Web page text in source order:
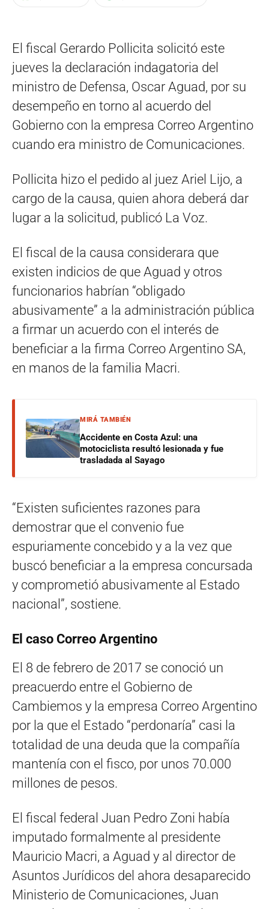
El fiscal Gerardo Pollicita solicitó este
jueves la declaración indagatoria del
ministro de Defensa, Oscar Aguad, por su
desempeño en torno al acuerdo del
Gobierno con la empresa Correo Argentino
cuando era ministro de Comunicaciones.
Pollicita hizo el pedido al juez Ariel Lijo, a
cargo de la causa, quien ahora deberá dar
lugar a la solicitud, publicó La Voz.
El fiscal de la causa considerara que
existen indicios de que Aguad y otros
funcionarios habrían “obligado
abusivamente” a la administración pública
a firmar un acuerdo con el interés de
beneficiar a la firma Correo Argentino SA,
en manos de la familia Macri.
MIRÁ TAMBIÉN
Accidente en Costa Azul: una
motociclista resultó lesionada y fue
trasladada al Sayago
“Existen suficientes razones para
demostrar que el convenio fue
espuriamente concebido y a la vez que
buscó beneficiar a la empresa concursada
y comprometió abusivamente al Estado
nacional”, sostiene.
El caso Correo Argentino
El 8 de febrero de 2017 se conoció un
preacuerdo entre el Gobierno de
Cambiemos y la empresa Correo Argentino
por la que el Estado “perdonaría” casi la
totalidad de una deuda que la compañía
mantenía con el fisco, por unos 70.000
millones de pesos.
El fiscal federal Juan Pedro Zoni había
imputado formalmente al presidente
Mauricio Macri, a Aguad y al director de
Asuntos Jurídicos del ahora desaparecido
Ministerio de Comunicaciones, Juan